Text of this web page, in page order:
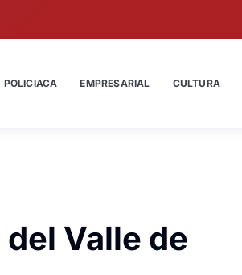
POLICIACA EMPRESARIAL CULTURA
Valle de